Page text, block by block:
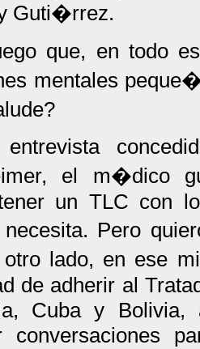
Guti�rrez.
que, en todo
mentales
el m�dico
un TLC con
Pero
otro lado, en ese
de adherir al
Cuba y
conversaciones